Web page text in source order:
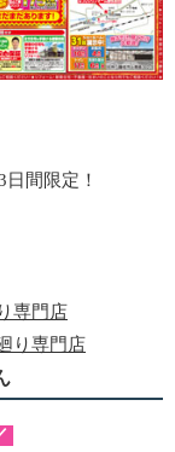
間限定！
専門店
り専門店